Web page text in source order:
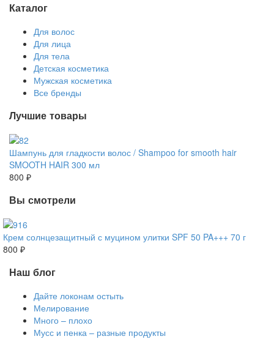
Каталог
Для волос
Для лица
Для тела
Детская косметика
Мужская косметика
Все бренды
Лучшие товары
Шампунь для гладкости волос / Shampoo for smooth hair
SMOOTH HAIR 300 мл
800 ₽
Вы смотрели
Крем солнцезащитный с муцином улитки SPF 50 PA+++ 70 г
800 ₽
Наш блог
Дайте локонам остыть
Мелирование
Много – плохо
Мусс и пенка – разные продукты